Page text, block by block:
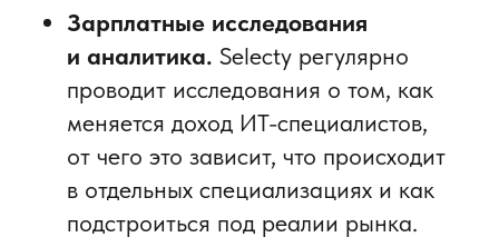
Зарплатные исследования
и аналитика. Selecty регулярно
проводит исследования о том, как
меняется доход ИТ-специалистов,
от чего это зависит, что происходит
в отдельных специализациях и как
подстроиться под реалии рынка.